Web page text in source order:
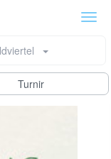
Turnir